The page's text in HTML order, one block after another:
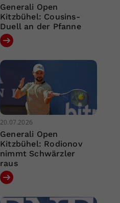
Generali Open
Kitzbühel: Cousins-
Duell an der Pfanne
20.07.2026
Generali Open
Kitzbühel: Rodionov
nimmt Schwärzler
raus